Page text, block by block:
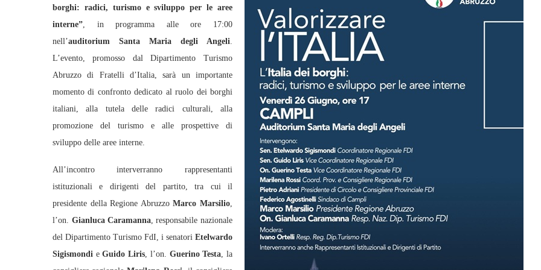
borghi: radici, turismo e sviluppo per le aree
interne”, in programma alle ore 17:00
nell’auditorium Santa Maria degli Angeli.
L’evento, promosso dal Dipartimento Turismo
Abruzzo di Fratelli d’Italia, sarà un importante
momento di confronto dedicato al ruolo dei borghi
italiani, alla tutela delle radici culturali, alla
promozione del turismo e alle prospettive di
sviluppo delle aree interne.
All’incontro interverranno rappresentanti
istituzionali e dirigenti del partito, tra cui il
presidente della Regione AbruzzoMarco Marsilio,
l’on. Gianluca Caramanna, responsabile nazionale
del Dipartimento Turismo FdI, i senatori Etelwardo
Sigismondi eGuido Liris, l’on. Guerino Testa, la